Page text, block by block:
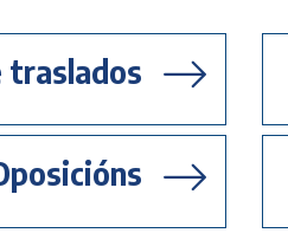
traslados